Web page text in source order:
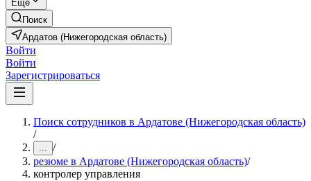
Ещё
Поиск
Ардатов (Нижегородская область)
Войти
Войти
Зарегистрироваться
Поиск сотрудников в Ардатове (Нижегородская область)
/
... /
резюме в Ардатове (Нижегородская область)/
контролер управления